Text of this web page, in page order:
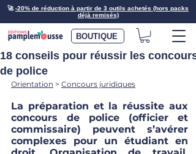
🚀-20% de réduction à partir de 3 outils achetés (hors packs
déjà remisés)
BOUTIQUE
18 conseils pour réussir les concours
de police
Orientation > Concours juridiques
La préparation et la réussite aux
concours de police (officier et
commissaire) peuvent s’avérer
complexes pour un étudiant en